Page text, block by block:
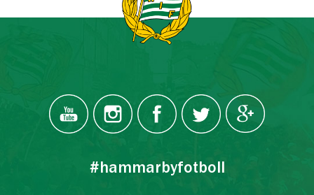
#hammarbyfotboll